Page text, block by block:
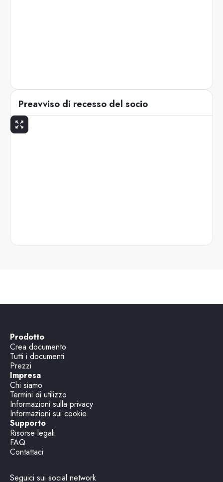
Preavviso di recesso del socio
Prodotto
Crea documento
Tutti i documenti
Prezzi
Impresa
Chi siamo
Termini di utilizzo
Informazioni sulla privacy
Informazioni sui cookie
Supporto
Risorse legali
FAQ
Contattaci
Seguici sui social network